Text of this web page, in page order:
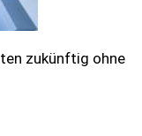
zukünftig ohne